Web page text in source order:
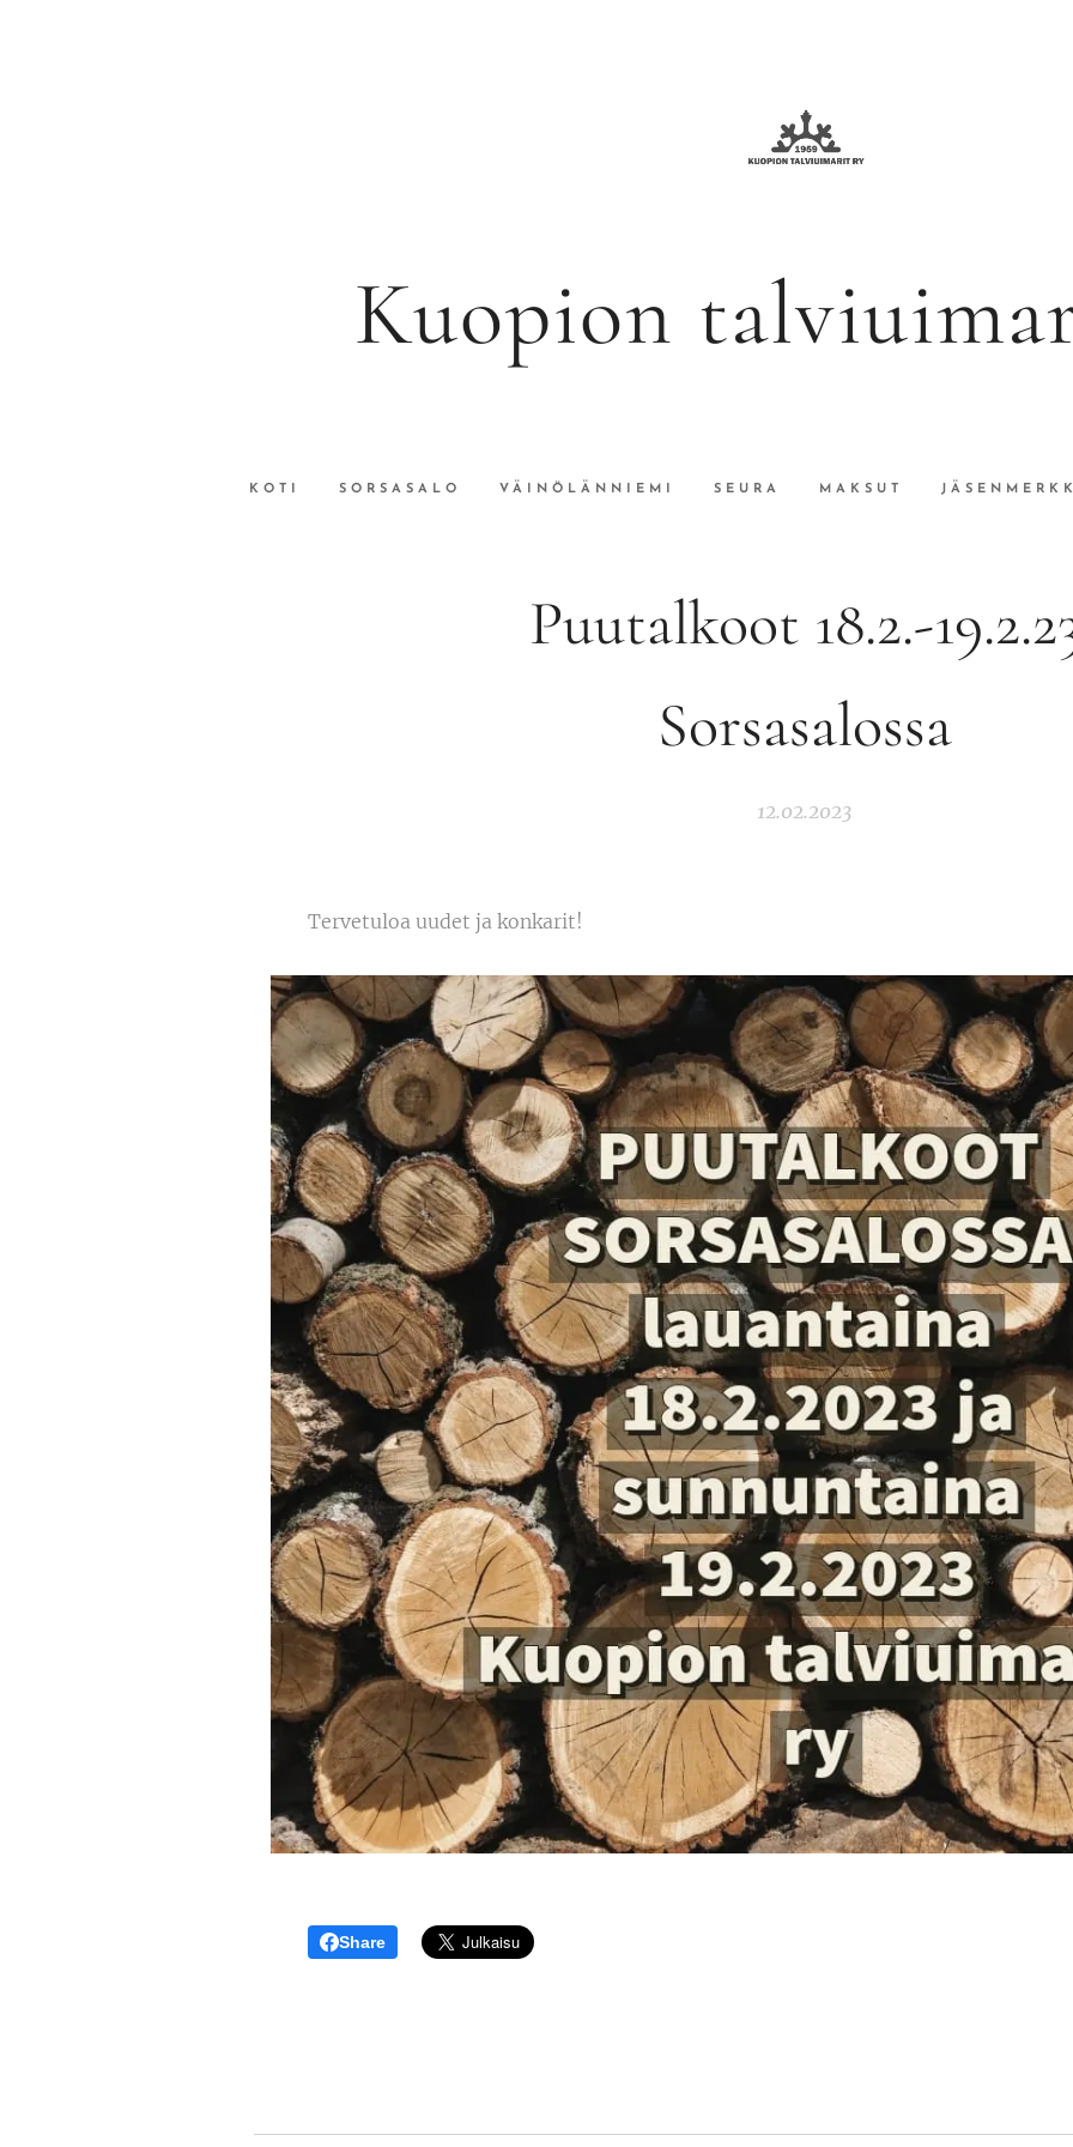
Kuopion
KOTI SORSASALO VÄINÖLÄNNIEMI SEURA MAKSUT
Puutalkoot 18.2.-
Sorsasalossa
12.02.2023
Tervetuloa uudet ja konkarit!
Share